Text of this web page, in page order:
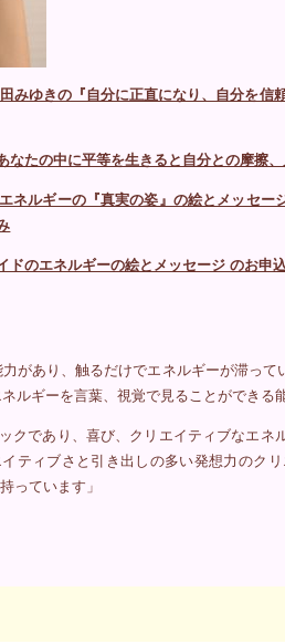
みゆきの『自分に正直になり、自分を
たの中に平等を生きると自分との摩擦
ネルギーの『真実の姿』の絵とメッセ
のエネルギーの絵とメッセージ のお申
があり、触るだけでエネルギーが滞っ
ルギーを言葉、視覚で見ることができる
クであり、喜び、クリエイティブなエ
ティブさと引き出しの多い発想力のク
っています」